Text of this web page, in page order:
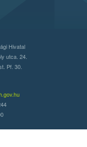
Hivatal
utca. 24.
Pf. 30.